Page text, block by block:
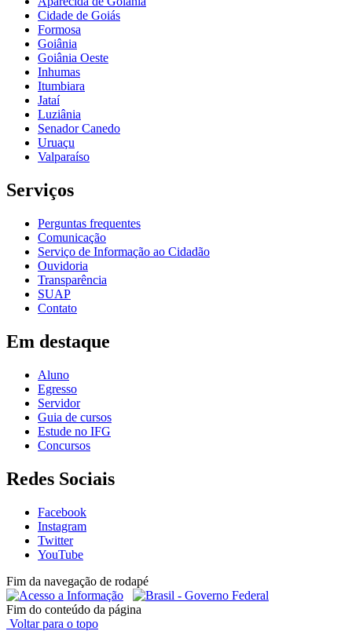
Cidade de Goiás
Formosa
Goiânia
Goiânia Oeste
Inhumas
Itumbiara
Jataí
Luziânia
Senador Canedo
Uruaçu
Valparaíso
Serviços
Perguntas frequentes
Comunicação
Serviço de Informação ao Cidadão
Ouvidoria
Transparência
SUAP
Contato
Em destaque
Aluno
Egresso
Servidor
Guia de cursos
Estude no IFG
Concursos
Redes Sociais
Facebook
Instagram
Twitter
YouTube
Fim da navegação de rodapé
Fim do conteúdo da página
Voltar para o topo